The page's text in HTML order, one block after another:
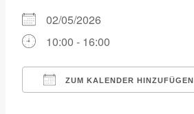
02/05/2026
10:00 - 16:00
ZUM KALENDER HINZUFÜGEN